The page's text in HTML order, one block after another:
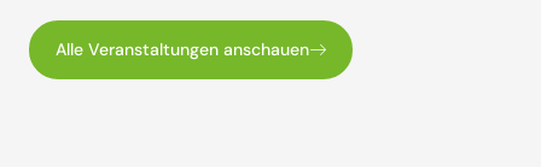
Alle Veranstaltungen anschauen